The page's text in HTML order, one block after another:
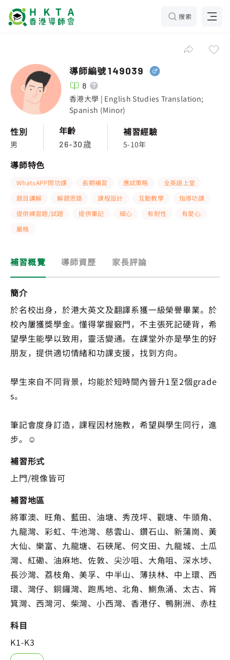
搜索
導師編號149039
8
香港大學 | English Studies Translation;
Spanish (Minor)
性別
男
年齡
26-30歲
補習經驗
5-10年
導師特色
WhatsAPP問功課 長期補習 應試策略
全英語上堂
題目講解
解題思路 課程設計 互動教學
指導功課
提供練習題/試題
提供筆記 細心 有耐性
有愛心
嚴格
補習概覽 導師資歷 家長評論
簡介
於名校出身，於港大英文及翻譯系獲一級榮譽畢業。於
校內屢獲獎學金。懂得掌握竅門，不主張死記硬背，希
望學生能學以致用，靈活變通。在課堂外亦是學生的好
朋友，提供適切情緒和功課支援，找到方向。
學生來自不同背景，均能於短時間內晉升1至2個grade
s。
筆記會度身訂造，課程因材施教，希望與學生同行，進
步。☺️
補習形式
上門/視像皆可
補習地區
將軍澳、旺角、藍田、油塘、秀茂坪、觀塘、牛頭角、
九龍灣、彩虹、牛池灣、慈雲山、鑽石山、新蒲崗、黃
大仙、樂富、九龍塘、石硤尾、何文田、九龍城、土瓜
灣、紅磡、油麻地、佐敦、尖沙咀、大角咀、深水埗、
長沙灣、荔枝角、美孚、中半山、薄扶林、中上環、西
環、灣仔、銅鑼灣、跑馬地、北角、鰂魚涌、太古、筲
箕灣、西灣河、柴灣、小西灣、香港仔、鴨脷洲、赤柱
科目
K1-K3